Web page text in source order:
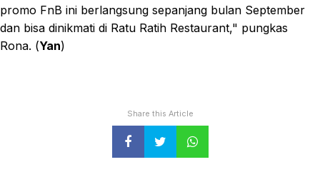
promo FnB ini berlangsung sepanjang bulan September
dan bisa dinikmati di Ratu Ratih Restaurant," pungkas
Rona. (Yan)
Share this Article